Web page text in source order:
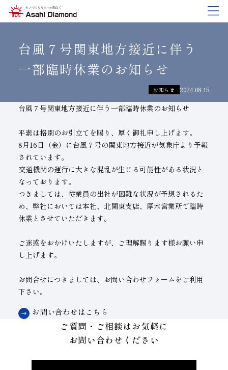
企業情報
旭ダイヤについて
ご挨拶
沿⾰
活動拠点
ダイヤの輪
会社概要
子会社
事業紹介
製品紹介
業種から探す
工具の種類から探す
加工方法から探す
ワークから探す
製品検索
技術情報
ダイヤモンド工具・CBN工具の基礎知識
教えて！研削工具
トラブルシューティング
ご使用上の注意
各製品の安全な取扱いについて
研究開発
研究開発について
対外発表一覧
イノベーションストーリー
サステナビリティ
サステナビリティポリシー
コーポレート・ガバナンス
マテリアリティ
リスクマネジメント（BCM）
品質への取り組み
環境への取り組み
サステナビリティブックレット
IR情報
IR資料室
株式に関する諸手続き
財務ハイライト
メッセージ
IRカレンダー
ディスクロージャーポリシー
台風７号関東地方接近に伴う
一部臨時休業のお知らせ
お知らせ 2024.08.15
台風７号関東地方接近に伴う一部臨時休業のお知らせ
平素は格別のお引立てを賜り、厚く御礼申し上げます。
8月16日（金）に台風７号の関東地方接近が気象庁より予報
されています。
交通機関の運行に大きな混乱が生じる可能性がある状況と
なっております。
つきましては、従業員の出社が困難な状況が予想されるた
め、弊社においては本社、北関東支店、厚木営業所で臨時
休業とさせていただきます。
ご迷惑をおかけいたしますが、ご理解賜ります様お願い申
し上げます。
お問合せにつきましては、お問い合わせフォームをご利用
下さい。
お問い合わせはこちら
ご質問・ご相談はお気軽に
お問い合わせください